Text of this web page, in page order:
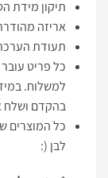
תיקון מידת
אריזה
תעודת
כל פריט
למשלוח.
בהקדם ושלח
כל המוצרים
לבן (: